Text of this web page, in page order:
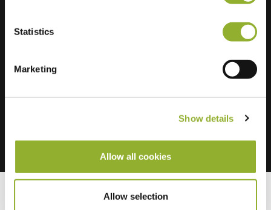
Statistics
Marketing
Show details
Allow all cookies
Allow selection
Extra informatie